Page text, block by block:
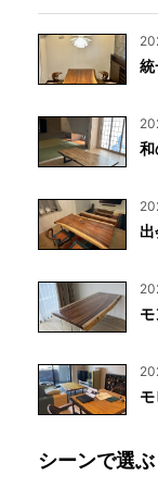
統
和
シーンで選ぶ